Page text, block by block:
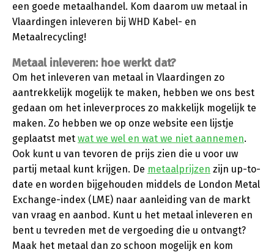
een goede metaalhandel. Kom daarom uw metaal in
Vlaardingen inleveren bij WHD Kabel- en
Metaalrecycling!
Metaal inleveren: hoe werkt dat?
Om het inleveren van metaal in Vlaardingen zo
aantrekkelijk mogelijk te maken, hebben we ons best
gedaan om het inleverproces zo makkelijk mogelijk te
maken. Zo hebben we op onze website een lijstje
geplaatst met wat we wel en wat we niet aannemen.
Ook kunt u van tevoren de prijs zien die u voor uw
partij metaal kunt krijgen. De metaalprijzen zijn up-to-
date en worden bijgehouden middels de London Metal
Exchange-index (LME) naar aanleiding van de markt
van vraag en aanbod. Kunt u het metaal inleveren en
bent u tevreden met de vergoeding die u ontvangt?
Maak het metaal dan zo schoon mogelijk en kom